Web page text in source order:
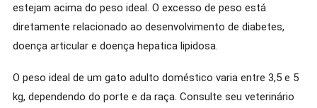
estejam acima do peso ideal. O excesso de peso está
diretamente relacionado ao desenvolvimento de diabetes,
doença articular e doença hepatica lipidosa.
O peso ideal de um gato adulto doméstico varia entre 3,5 e 5
kg, dependendo do porte e da raça. Consulte seu veterinário